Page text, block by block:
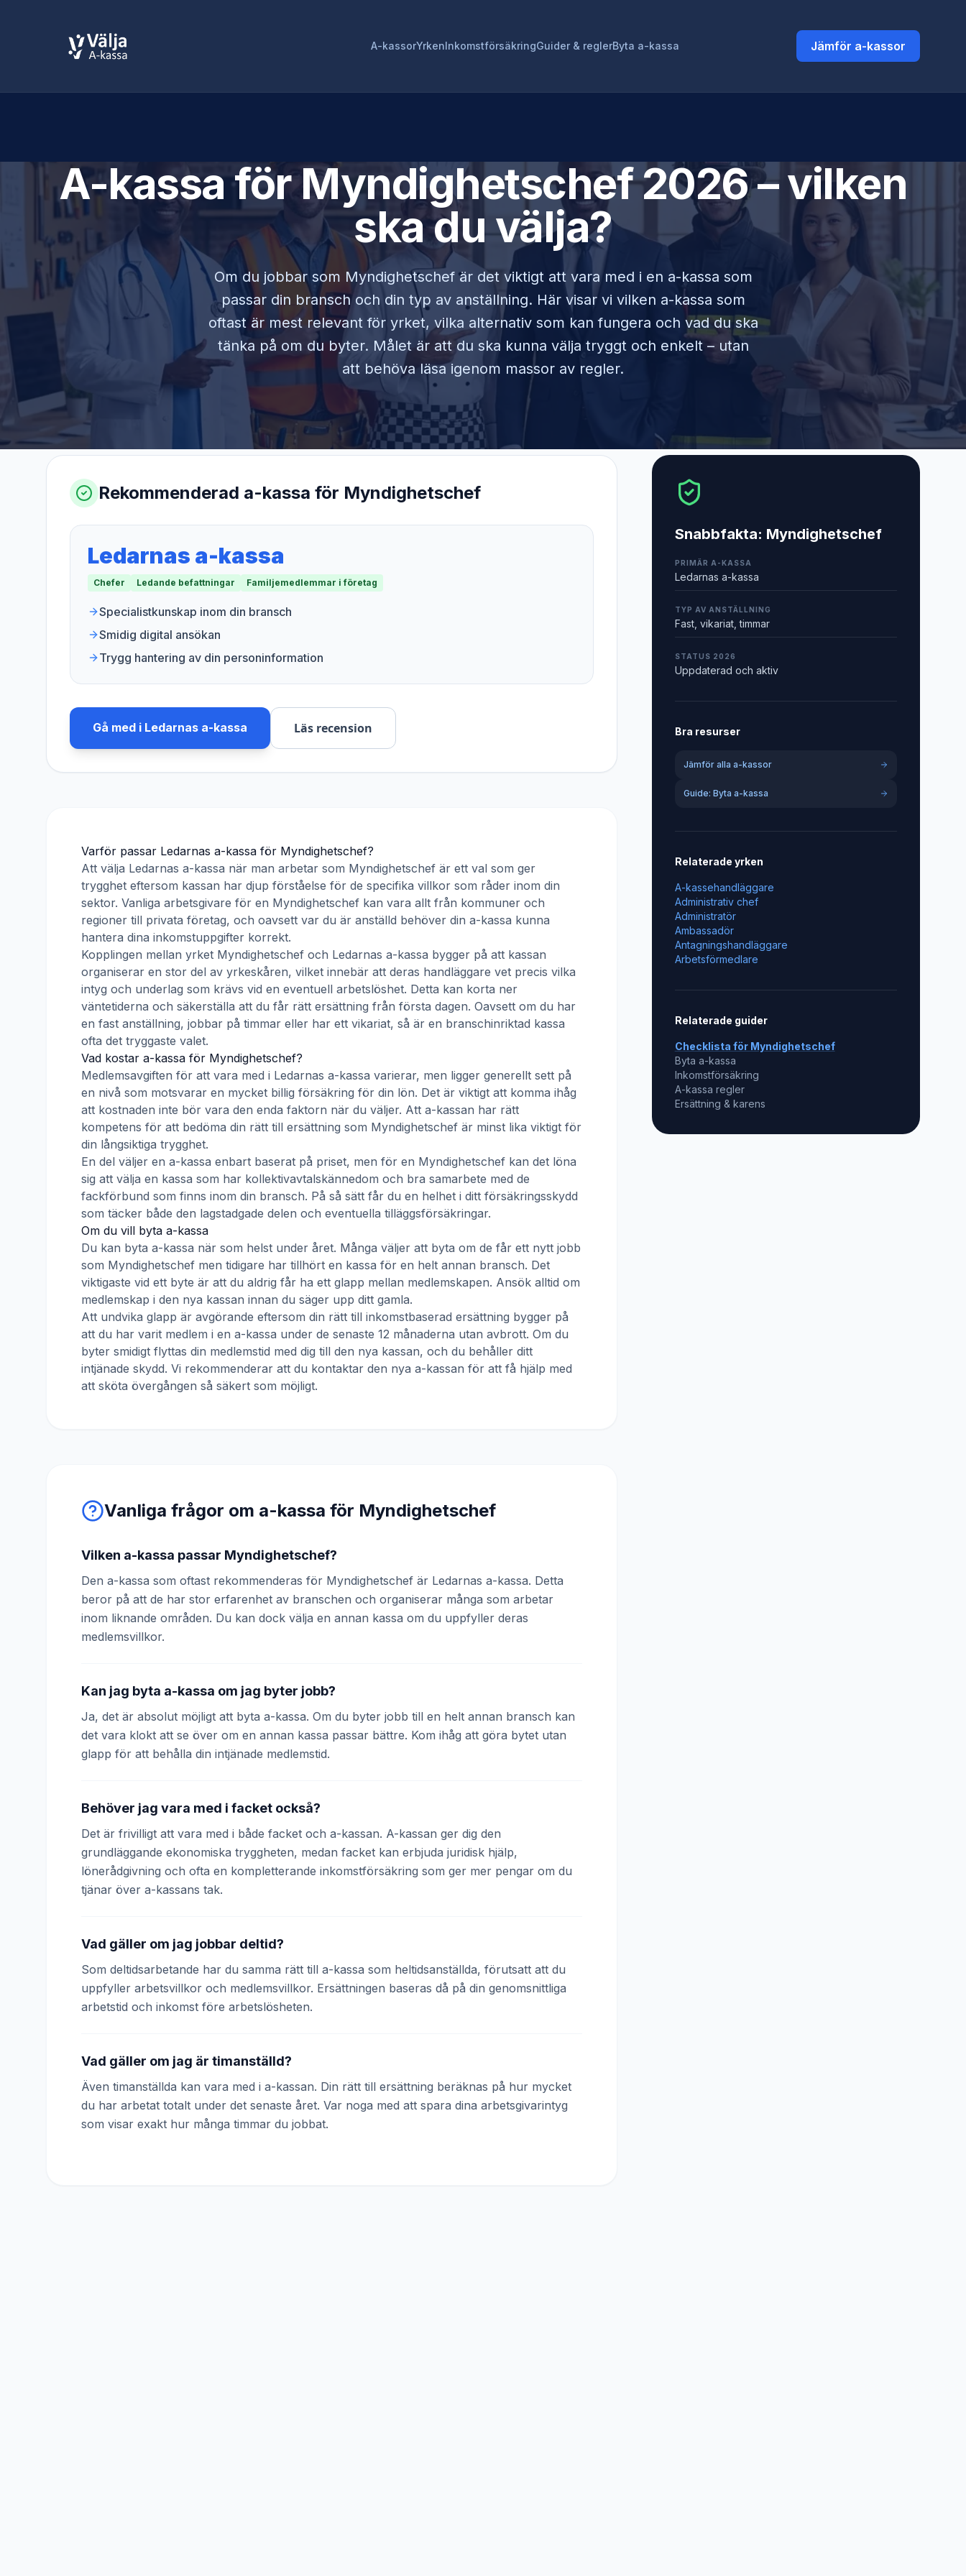
A-kassorYrkenInkomstförsäkringGuider & reglerByta a-kassa Jämför a-kassor
A-kassa förMyndighetschef2026 – vilken
ska du välja?
Om du jobbar som Myndighetschefär det viktigt att vara med i en a-kassa som
passar din bransch och din typ av anställning. Här visar vi vilken a-kassa som
oftast är mest relevant för yrket, vilka alternativ som kan fungera och vad du ska
tänka på om du byter. Målet är att du ska kunna välja tryggt och enkelt – utan
att behöva läsa igenom massor av regler.
Rekommenderad a-kassa för Myndighetschef
Ledarnas a-kassa
Chefer Ledande befattningar Familjemedlemmar i företag
Specialistkunskap inom din bransch
Smidig digital ansökan
Trygg hantering av din personinformation
Gå med i Ledarnas a-kassa Läs recension
Varför passar Ledarnas a-kassa för Myndighetschef?
Att välja Ledarnas a-kassa när man arbetar som Myndighetschef är ett val som ger
trygghet eftersom kassan har djup förståelse för de specifika villkor som råder inom din
sektor. Vanliga arbetsgivare för en Myndighetschef kan vara allt från kommuner och
regioner till privata företag, och oavsett var du är anställd behöver din a-kassa kunna
hantera dina inkomstuppgifter korrekt.
Kopplingen mellan yrket Myndighetschef och Ledarnas a-kassa bygger på att kassan
organiserar en stor del av yrkeskåren, vilket innebär att deras handläggare vet precis vilka
intyg och underlag som krävs vid en eventuell arbetslöshet. Detta kan korta ner
väntetiderna och säkerställa att du får rätt ersättning från första dagen. Oavsett om du har
en fast anställning, jobbar på timmar eller har ett vikariat, så är en branschinriktad kassa
ofta det tryggaste valet.
Vad kostar a-kassa för Myndighetschef?
Medlemsavgiften för att vara med i Ledarnas a-kassa varierar, men ligger generellt sett på
en nivå som motsvarar en mycket billig försäkring för din lön. Det är viktigt att komma ihåg
att kostnaden inte bör vara den enda faktorn när du väljer. Att a-kassan har rätt
kompetens för att bedöma din rätt till ersättning som Myndighetschef är minst lika viktigt för
din långsiktiga trygghet.
En del väljer en a-kassa enbart baserat på priset, men för en Myndighetschef kan det löna
sig att välja en kassa som har kollektivavtalskännedom och bra samarbete med de
fackförbund som finns inom din bransch. På så sätt får du en helhet i ditt försäkringsskydd
som täcker både den lagstadgade delen och eventuella tilläggsförsäkringar.
Om du vill byta a-kassa
Du kan byta a-kassa när som helst under året. Många väljer att byta om de får ett nytt jobb
som Myndighetschef men tidigare har tillhört en kassa för en helt annan bransch. Det
viktigaste vid ett byte är att du aldrig får ha ett glapp mellan medlemskapen. Ansök alltid om
medlemskap i den nya kassan innan du säger upp ditt gamla.
Att undvika glapp är avgörande eftersom din rätt till inkomstbaserad ersättning bygger på
att du har varit medlem i en a-kassa under de senaste 12 månaderna utan avbrott. Om du
byter smidigt flyttas din medlemstid med dig till den nya kassan, och du behåller ditt
intjänade skydd. Vi rekommenderar att du kontaktar den nya a-kassan för att få hjälp med
att sköta övergången så säkert som möjligt.
Vanliga frågor om a-kassa för Myndighetschef
Vilken a-kassa passar Myndighetschef?
Den a-kassa som oftast rekommenderas för Myndighetschef är Ledarnas a-kassa. Detta
beror på att de har stor erfarenhet av branschen och organiserar många som arbetar
inom liknande områden. Du kan dock välja en annan kassa om du uppfyller deras
medlemsvillkor.
Kan jag byta a-kassa om jag byter jobb?
Ja, det är absolut möjligt att byta a-kassa. Om du byter jobb till en helt annan bransch kan
det vara klokt att se över om en annan kassa passar bättre. Kom ihåg att göra bytet utan
glapp för att behålla din intjänade medlemstid.
Behöver jag vara med i facket också?
Det är frivilligt att vara med i både facket och a-kassan. A-kassan ger dig den
grundläggande ekonomiska tryggheten, medan facket kan erbjuda juridisk hjälp,
lönerådgivning och ofta en kompletterande inkomstförsäkring som ger mer pengar om du
tjänar över a-kassans tak.
Vad gäller om jag jobbar deltid?
Som deltidsarbetande har du samma rätt till a-kassa som heltidsanställda, förutsatt att du
uppfyller arbetsvillkor och medlemsvillkor. Ersättningen baseras då på din genomsnittliga
arbetstid och inkomst före arbetslösheten.
Vad gäller om jag är timanställd?
Även timanställda kan vara med i a-kassan. Din rätt till ersättning beräknas på hur mycket
du har arbetat totalt under det senaste året. Var noga med att spara dina arbetsgivarintyg
som visar exakt hur många timmar du jobbat.
Snabbfakta: Myndighetschef
PRIMÄR A-KASSA
Ledarnas a-kassa
TYP AV ANSTÄLLNING
Fast, vikariat, timmar
STATUS 2026
Uppdaterad och aktiv
Bra resurser
Jämför alla a-kassor
Guide: Byta a-kassa
Relaterade yrken
A-kassehandläggare
Administrativ chef
Administratör
Ambassadör
Antagningshandläggare
Arbetsförmedlare
Relaterade guider
Checklista för Myndighetschef
Byta a-kassa
Inkomstförsäkring
A-kassa regler
Ersättning & karens